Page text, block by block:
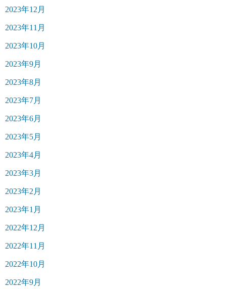
2023年12月
2023年11月
2023年10月
2023年9月
2023年8月
2023年7月
2023年6月
2023年5月
2023年4月
2023年3月
2023年2月
2023年1月
2022年12月
2022年11月
2022年10月
2022年9月